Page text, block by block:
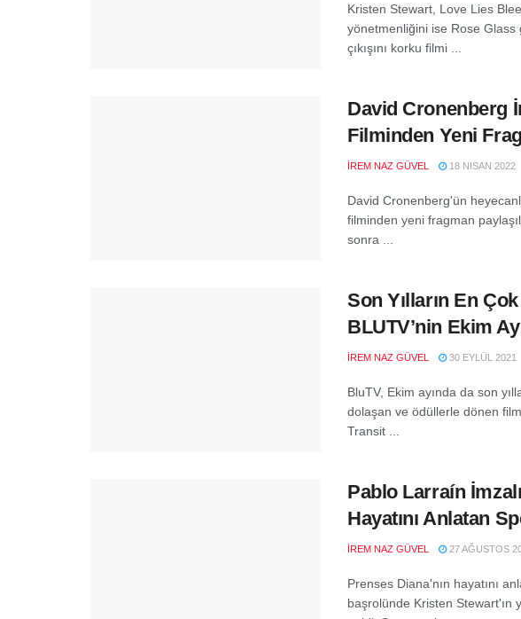
Kristen Stewart, Love Lies
yönetmenliğini ise Rose
çıkışını korku filmi ...
David Cronenberg
Filminden Yeni
İREM NAZ GÜVEL 18 NISAN 2022
David Cronenberg'ün
filminden yeni fragman
sonra ...
Son Yılların En
BLUTV’nin Ekim
İREM NAZ GÜVEL 30 EYLÜL 2021
BluTV, Ekim ayında da son
dolaşan ve ödüllerle dönen
Transit ...
Pablo Larraín
Hayatını Anlatan
İREM NAZ GÜVEL 27 AĞUSTOS
Prenses Diana'nın hayatını
başrolünde Kristen Stewart'ın